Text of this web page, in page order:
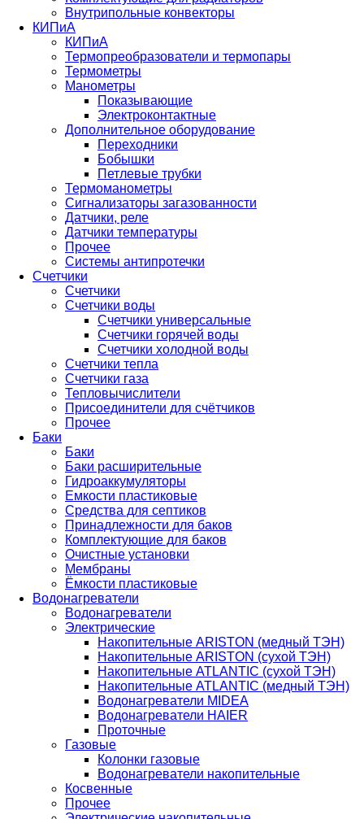
Внутрипольные конвекторы
КИПиА
КИПиА
Термопреобразователи и термопары
Термометры
Манометры
Показывающие
Электроконтактные
Дополнительное оборудование
Переходники
Бобышки
Петлевые трубки
Термоманометры
Сигнализаторы загазованности
Датчики, реле
Датчики температуры
Прочее
Системы антипротечки
Счетчики
Счетчики
Счетчики воды
Счетчики универсальные
Счетчики горячей воды
Счетчики холодной воды
Счетчики тепла
Счетчики газа
Тепловычислители
Присоединители для счётчиков
Прочее
Баки
Баки
Баки расширительные
Гидроаккумуляторы
Емкости пластиковые
Средства для септиков
Принадлежности для баков
Комплектующие для баков
Очистные установки
Мембраны
Ёмкости пластиковые
Водонагреватели
Водонагреватели
Электрические
Накопительные ARISTON (медный ТЭН)
Накопительные ARISTON (сухой ТЭН)
Накопительные ATLANTIC (сухой ТЭН)
Накопительные ATLANTIC (медный ТЭН)
Водонагреватели MIDEA
Водонагреватели HAIER
Проточные
Газовые
Колонки газовые
Водонагреватели накопительные
Косвенные
Прочее